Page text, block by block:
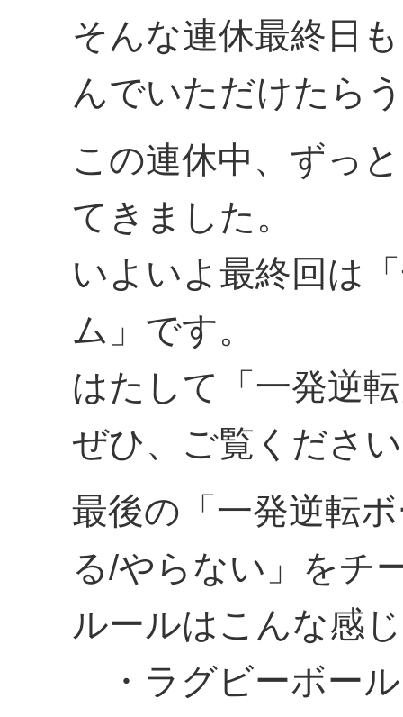
そんな連休最終日
んでいただけたら
この連休中、ずっ
てきました。
いよいよ最終回は
ム」です。
はたして「一発逆
ぜひ、ご覧くださ
最後の「一発逆転
る/やらない」をチ
ルールはこんな感
・ラグビーボー